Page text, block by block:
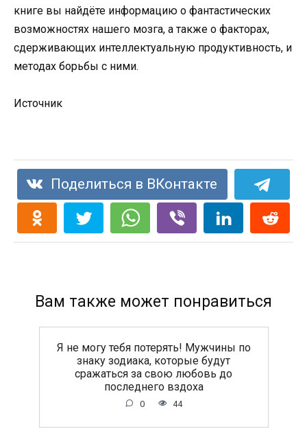
книге вы найдёте информацию о фантастических
возможностях нашего мозга, а также о факторах,
сдерживающих интеллектуальную продуктивность, и
методах борьбы с ними.
Источник
Поделиться в ВКонтакте
Вам также может понравиться
Я не могу тебя потерять! Мужчины по
знаку зодиака, которые будут
сражаться за свою любовь до
последнего вздоха
0 44